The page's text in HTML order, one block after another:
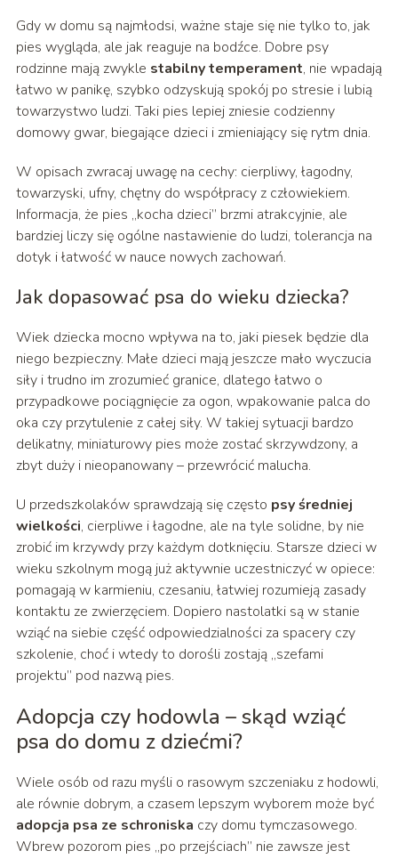
Gdy w domu są najmłodsi, ważne staje się nie tylko to, jak
pies wygląda, ale jak reaguje na bodźce. Dobre psy
rodzinne mają zwykle stabilny temperament, nie wpadają
łatwo w panikę, szybko odzyskują spokój po stresie i lubią
towarzystwo ludzi. Taki pies lepiej zniesie codzienny
domowy gwar, biegające dzieci i zmieniający się rytm dnia.
W opisach zwracaj uwagę na cechy: cierpliwy, łagodny,
towarzyski, ufny, chętny do współpracy z człowiekiem.
Informacja, że pies „kocha dzieci” brzmi atrakcyjnie, ale
bardziej liczy się ogólne nastawienie do ludzi, tolerancja na
dotyk i łatwość w nauce nowych zachowań.
Jak dopasować psa do wieku dziecka?
Wiek dziecka mocno wpływa na to, jaki piesek będzie dla
niego bezpieczny. Małe dzieci mają jeszcze mało wyczucia
siły i trudno im zrozumieć granice, dlatego łatwo o
przypadkowe pociągnięcie za ogon, wpakowanie palca do
oka czy przytulenie z całej siły. W takiej sytuacji bardzo
delikatny, miniaturowy pies może zostać skrzywdzony, a
zbyt duży i nieopanowany – przewrócić malucha.
U przedszkolaków sprawdzają się często psy średniej
wielkości, cierpliwe i łagodne, ale na tyle solidne, by nie
zrobić im krzywdy przy każdym dotknięciu. Starsze dzieci w
wieku szkolnym mogą już aktywnie uczestniczyć w opiece:
pomagają w karmieniu, czesaniu, łatwiej rozumieją zasady
kontaktu ze zwierzęciem. Dopiero nastolatki są w stanie
wziąć na siebie część odpowiedzialności za spacery czy
szkolenie, choć i wtedy to dorośli zostają „szefami
projektu” pod nazwą pies.
Adopcja czy hodowla – skąd wziąć
psa do domu z dziećmi?
Wiele osób od razu myśli o rasowym szczeniaku z hodowli,
ale równie dobrym, a czasem lepszym wyborem może być
adopcja psa ze schroniska czy domu tymczasowego.
Wbrew pozorom pies „po przejściach” nie zawsze jest